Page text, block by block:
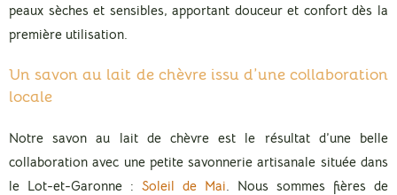
peaux sèches et sensibles, apportant douceur et confort dès la
première utilisation.
Un savon au lait de chèvre issu d’une collaboration
locale
Notre savon au lait de chèvre est le résultat d’une belle
collaboration avec une petite savonnerie artisanale située dans
le Lot-et-Garonne : Soleil de Mai . Nous sommes fières de